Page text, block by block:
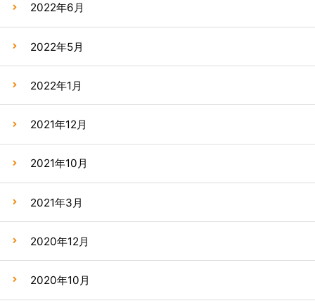
2022年6月
2022年5月
2022年1月
2021年12月
2021年10月
2021年3月
2020年12月
2020年10月